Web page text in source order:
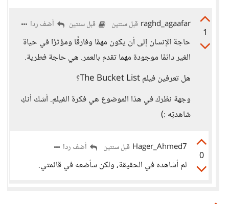
1
raghd_agaafar قبل سنتين قبل سنتين أضف ردا
حاجة الإنسان إلى أن يكون مهمًا وفارقًا ومؤثرًا في حياة
الغير دائمًا موجودة مهما تقدم بالعمر. هي حاجة فطرية.
هل تعرفين فيلم The Bucket List؟
وجهة نظرك في هذا الموضوع هي فكرة الفيلم. أشك أنكِ
شاهدتِه :)
0
Hager_Ahmed7 قبل سنتين أضف ردا
لم أشاهده في الحقيقة، ولكن سأضعه في قائمتي.